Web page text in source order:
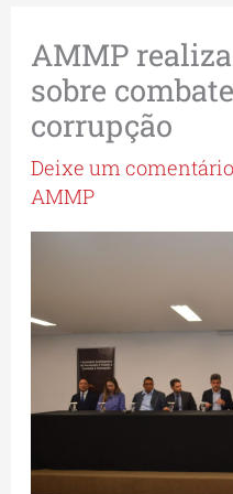
AMMP
sobre
corrupção
Deixe um comentário
AMMP